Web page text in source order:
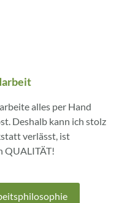
alles per Hand
Deshalb kann ich stolz
verlässt, ist
QUALITÄT!